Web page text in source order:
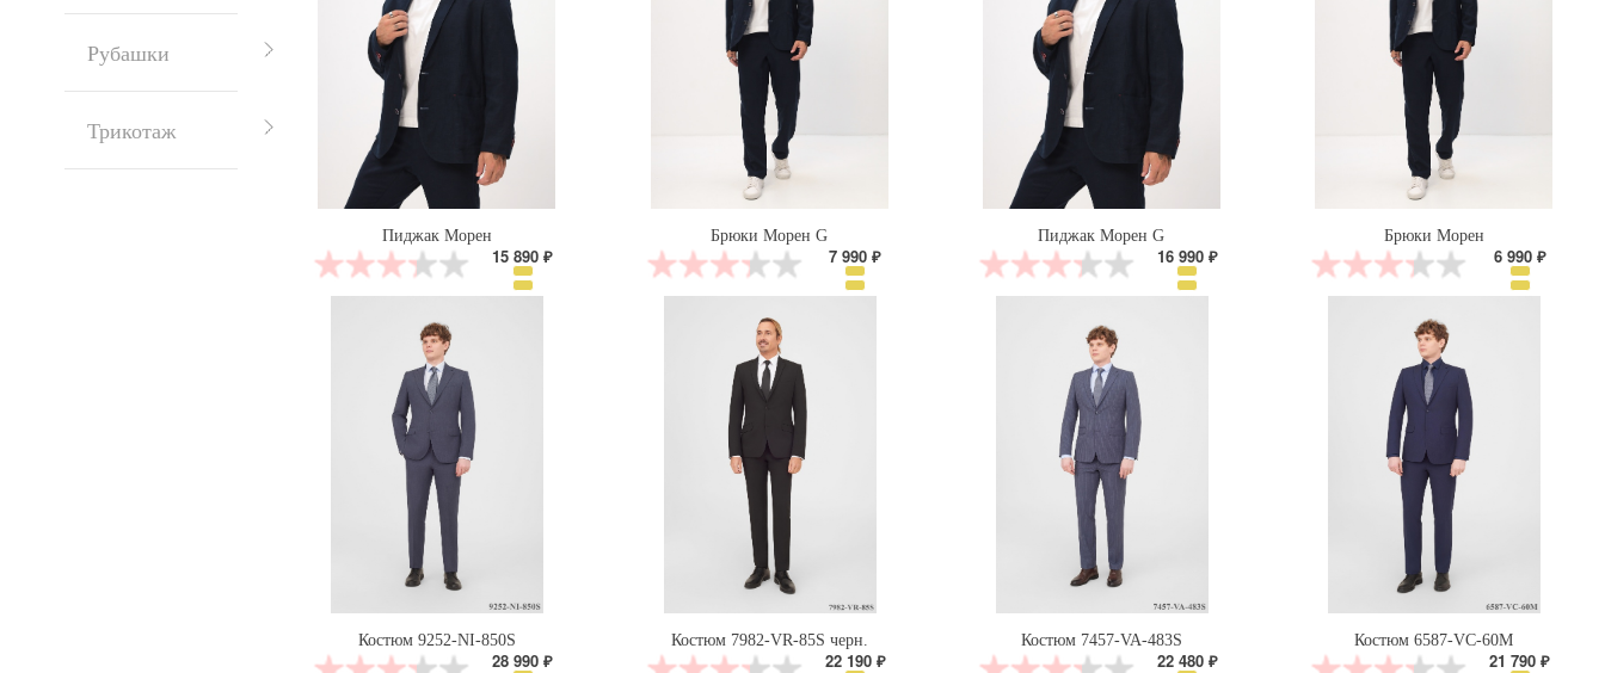
Рубашки
Трикотаж
Пиджак Морен
15 890 ₽
Брюки Морен G
7 990 ₽
Пиджак Морен G
16 990 ₽
Брюки Морен
6 990 ₽
Костюм 9252-NI-850S
28 990 ₽
Костюм 7982-VR-85S черн.
22 190 ₽
Костюм 7457-VA-483S
22 480 ₽
Костюм 6587-VC-60M
21 790 ₽